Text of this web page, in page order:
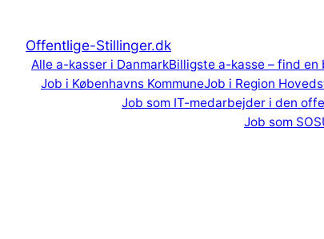
indholdOffentlige-Stillinger.dk
Alle a-kasser i DanmarkBilligste a-kasse – find en
Job i Københavns KommuneJob i Region
Job som IT-medarbejder i den
Job som